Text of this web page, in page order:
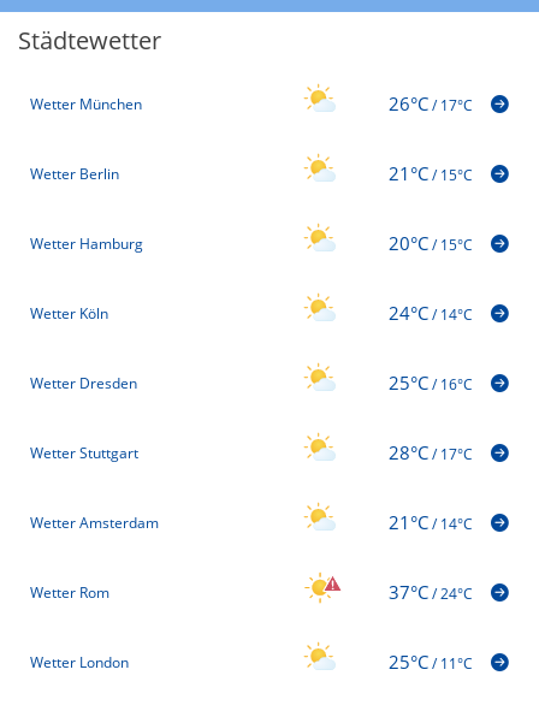
Städtewetter
Wetter München 26°C/17°C
Wetter Berlin 21°C/15°C
Wetter Hamburg 20°C/15°C
Wetter Köln 24°C/14°C
Wetter Dresden 25°C/16°C
Wetter Stuttgart 28°C/17°C
Wetter Amsterdam 21°C/14°C
Wetter Rom 37°C/24°C
Wetter London 25°C/11°C